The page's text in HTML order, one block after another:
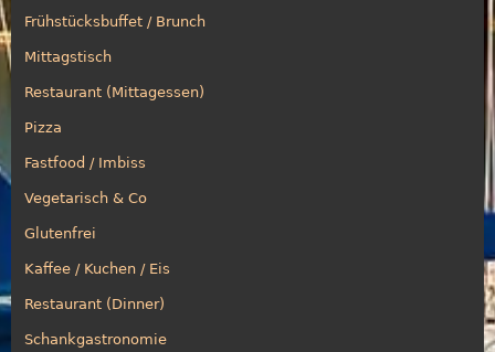
Frühstücksbuffet / Brunch
Mittagstisch
Restaurant (Mittagessen)
Pizza
Fastfood / Imbiss
Vegetarisch & Co
Glutenfrei
Kaffee / Kuchen / Eis
Restaurant (Dinner)
Schankgastronomie